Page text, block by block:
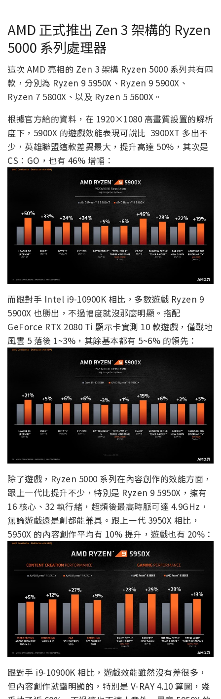
AMD 正式推出 Zen 3 架構的 Ryzen
5000 系列處理器
這次 AMD 亮相的 Zen 3 架構 Ryzen 5000 系列共有四
款，分別為 Ryzen 9 5950X、Ryzen 9 5900X、
Ryzen 7 5800X、以及 Ryzen 5 5600X。
根據官方給的資料，在 1920×1080 高畫質設置的解析
度下，5900X 的遊戲效能表現可說比 3900XT 多出不
少，英雄聯盟這款差異最大，提升高達 50%，其次是
CS：GO，也有 46% 增幅：
而跟對手 Intel i9-10900K 相比，多數遊戲 Ryzen 9
5900X 也勝出，不過幅度就沒那麼明顯。搭配
GeForce RTX 2080 Ti 顯示卡實測 10 款遊戲，僅戰地
風雲 5 落後 1~3%，其餘基本都有 5~6% 的領先：
除了遊戲，Ryzen 5000 系列在內容創作的效能方面，
跟上一代比提升不少，特別是 Ryzen 9 5950X，擁有
16 核心、32 執行緒，超頻後最高時脈可達 4.9GHz，
無論遊戲還是創都能兼具。跟上一代 3950X 相比，
5950X 的內容創作平均有 10% 提升，遊戲也有 20%：
跟對手 i9-10900K 相比，遊戲效能雖然沒有差很多，
但內容創作就蠻明顯的，特別是 V-RAY 4.10 算圖，幾